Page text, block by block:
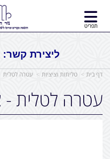
ליצירת קשר: 054-
תפריט
דף בית טליתות וציציות עטרה לטלית
עטרה לטלית -